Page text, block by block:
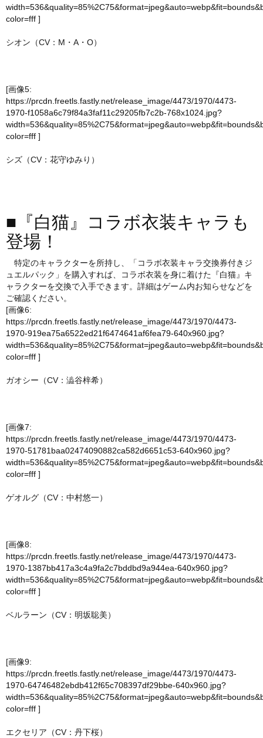
color=fff ]
シオン（CV：M・A・O）
[画像5:
https://prcdn.freetls.fastly.net/release_image/4473/1970/4473-
1970-f1058a6c79f84a3faf11c29205fb7c2b-768x1024.jpg?
color=fff ]
シズ（CV：花守ゆみり）
■『白猫』コラボ衣装キャラも
登場！
特定のキャラクターを所持し、「コラボ衣装キャラ交換券付きジ
ュエルパック」を購入すれば、コラボ衣装を身に着けた『白猫』キ
ャラクターを交換で入手できます。詳細はゲーム内お知らせなどを
ご確認ください。
[画像6:
https://prcdn.freetls.fastly.net/release_image/4473/1970/4473-
1970-919ea75a6522ed21f6474641af6fea79-640x960.jpg?
color=fff ]
ガオシー（CV：澁谷梓希）
[画像7:
https://prcdn.freetls.fastly.net/release_image/4473/1970/4473-
1970-51781baa02474090882ca582d6651c53-640x960.jpg?
color=fff ]
ゲオルグ（CV：中村悠一）
[画像8:
https://prcdn.freetls.fastly.net/release_image/4473/1970/4473-
1970-1387bb417a3c4a9fa2c7bddbd9a944ea-640x960.jpg?
color=fff ]
ベルラーン（CV：明坂聡美）
[画像9:
https://prcdn.freetls.fastly.net/release_image/4473/1970/4473-
1970-64746482ebdb412f65c708397df29bbe-640x960.jpg?
color=fff ]
エクセリア（CV：丹下桜）